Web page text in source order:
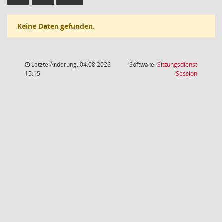
Keine Daten gefunden.
Letzte Änderung: 04.08.2026
15:15
Software:Sitzungsdienst
Session(Wird in